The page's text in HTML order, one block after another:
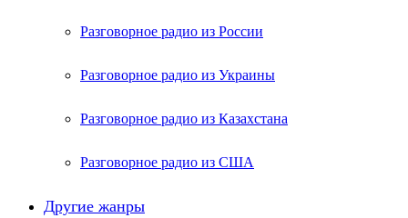
Разговорное радио из России
Разговорное радио из Украины
Разговорное радио из Казахстана
Разговорное радио из США
Другие жанры